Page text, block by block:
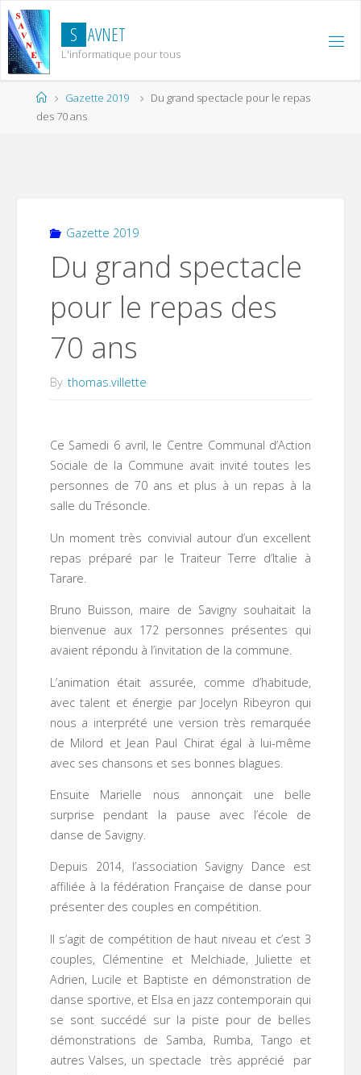
Skip
to
content
S AVNET
L'informatique pour tous
HomeGazette 2019
Du grand spectacle pour le repas
des 70 ans
Gazette 2019
Du grand spectacle
pour le repas des
70 ans
By thomas.villette
Ce Samedi 6 avril, le Centre Communal d’Action
Sociale de la Commune avait invité toutes les
personnes de 70 ans et plus à un repas à la
salle du Trésoncle.
Un moment très convivial autour d’un excellent
repas préparé par le Traiteur Terre d’Italie à
Tarare.
Bruno Buisson, maire de Savigny souhaitait la
bienvenue aux 172 personnes présentes qui
avaient répondu à l’invitation de la commune.
L’animation était assurée, comme d’habitude,
avec talent et énergie par Jocelyn Ribeyron qui
nous a interprété une version très remarquée
de Milord et Jean Paul Chirat égal à lui-même
avec ses chansons et ses bonnes blagues.
Ensuite Marielle nous annonçait une belle
surprise pendant la pause avec l’école de
danse de Savigny.
Depuis 2014, l’association Savigny Dance est
affiliée à la fédération Française de danse pour
présenter des couples en compétition.
Il s’agit de compétition de haut niveau et c’est 3
couples, Clémentine et Melchiade, Juliette et
Adrien, Lucile et Baptiste en démonstration de
danse sportive, et Elsa en jazz contemporain qui
se sont succédé sur la piste pour de belles
démonstrations de Samba, Rumba, Tango et
autres Valses, un spectacle très apprécié par